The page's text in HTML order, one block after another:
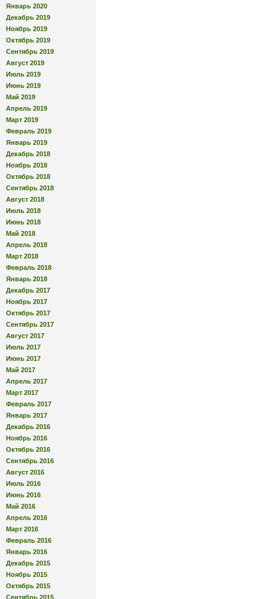
Январь 2020
Декабрь 2019
Ноябрь 2019
Октябрь 2019
Сентябрь 2019
Август 2019
Июль 2019
Июнь 2019
Май 2019
Апрель 2019
Март 2019
Февраль 2019
Январь 2019
Декабрь 2018
Ноябрь 2018
Октябрь 2018
Сентябрь 2018
Август 2018
Июль 2018
Июнь 2018
Май 2018
Апрель 2018
Март 2018
Февраль 2018
Январь 2018
Декабрь 2017
Ноябрь 2017
Октябрь 2017
Сентябрь 2017
Август 2017
Июль 2017
Июнь 2017
Май 2017
Апрель 2017
Март 2017
Февраль 2017
Январь 2017
Декабрь 2016
Ноябрь 2016
Октябрь 2016
Сентябрь 2016
Август 2016
Июль 2016
Июнь 2016
Май 2016
Апрель 2016
Март 2016
Февраль 2016
Январь 2016
Декабрь 2015
Ноябрь 2015
Октябрь 2015
Сентябрь 2015